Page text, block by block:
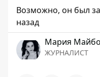
Возможно, он был
назад
Мария
ЖУРНАЛИСТ